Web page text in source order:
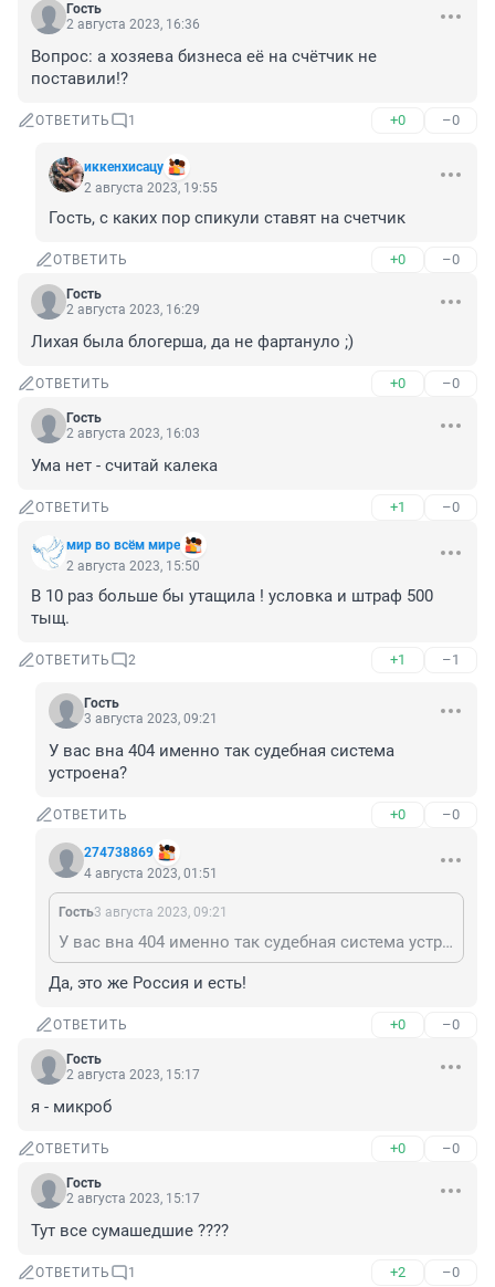
Гость
2 августа 2023, 16:36
Вопрос: а хозяева бизнеса её на счётчик не
поставили!?
ОТВЕТИТЬ 1 +0 –0
иккенхисацу
2 августа 2023, 19:55
Гость, с каких пор спикули ставят на счетчик
ОТВЕТИТЬ +0 –0
Гость
2 августа 2023, 16:29
Лихая была блогерша, да не фартануло ;)
ОТВЕТИТЬ +0 –0
Гость
2 августа 2023, 16:03
Ума нет - считай калека
ОТВЕТИТЬ +1 –0
мир во всём мире
2 августа 2023, 15:50
В 10 раз больше бы утащила ! условка и штраф 500
тыщ.
ОТВЕТИТЬ 2 +1 –1
Гость
3 августа 2023, 09:21
У вас вна 404 именно так судебная система
устроена?
ОТВЕТИТЬ +0 –0
274738869
4 августа 2023, 01:51
Гость3 августа 2023, 09:21
У вас вна 404 именно так судебная система устроена?
Да, это же Россия и есть!
ОТВЕТИТЬ +0 –0
Гость
2 августа 2023, 15:17
я - микроб
ОТВЕТИТЬ +0 –0
Гость
2 августа 2023, 15:17
Тут все сумашедшие ????
ОТВЕТИТЬ 1 +2 –0